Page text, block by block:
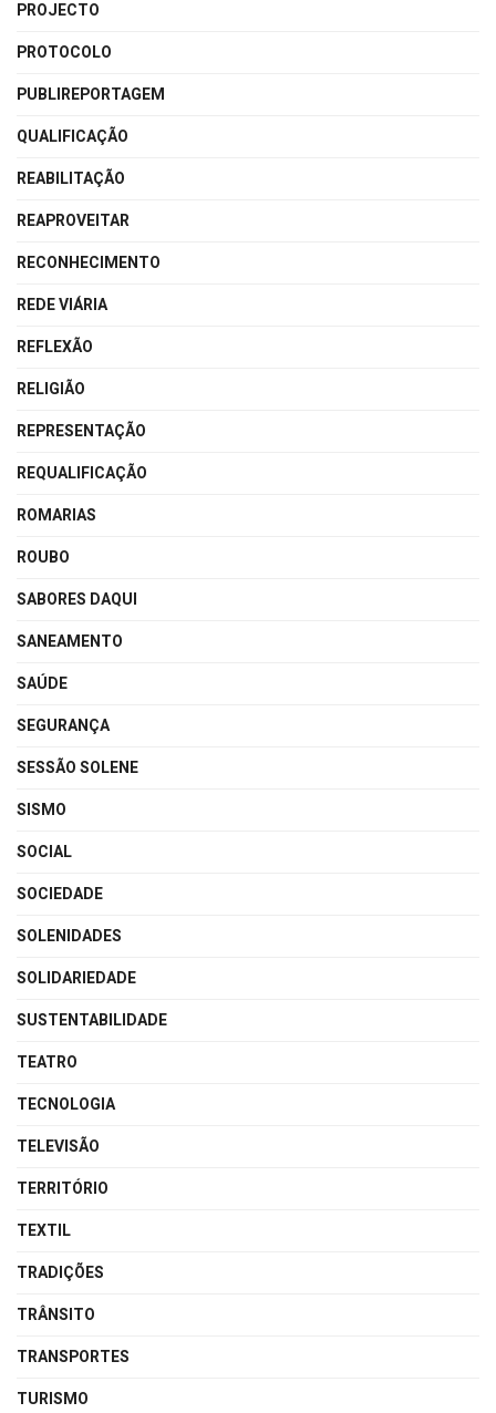
PROJECTO
PROTOCOLO
PUBLIREPORTAGEM
QUALIFICAÇÃO
REABILITAÇÃO
REAPROVEITAR
RECONHECIMENTO
REDE VIÁRIA
REFLEXÃO
RELIGIÃO
REPRESENTAÇÃO
REQUALIFICAÇÃO
ROMARIAS
ROUBO
SABORES DAQUI
SANEAMENTO
SAÚDE
SEGURANÇA
SESSÃO SOLENE
SISMO
SOCIAL
SOCIEDADE
SOLENIDADES
SOLIDARIEDADE
SUSTENTABILIDADE
TEATRO
TECNOLOGIA
TELEVISÃO
TERRITÓRIO
TEXTIL
TRADIÇÕES
TRÂNSITO
TRANSPORTES
TURISMO